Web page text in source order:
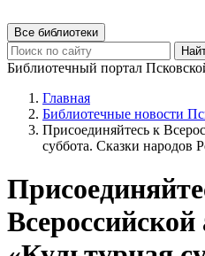
Все библиотеки
Библиотечный портал
Главная
Библиотечные новости
Присоединяйтесь к
суббота. Сказки народов